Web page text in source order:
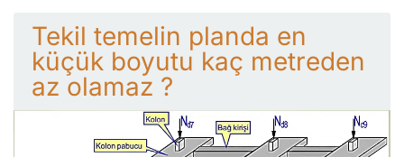
Tekil temelin planda en
küçük boyutu kaç metreden
az olamaz ?